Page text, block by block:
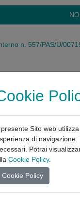
n. 557/PAS/U/
Sito web
di
Potrai
Cookie Policy.
Cookie Policy